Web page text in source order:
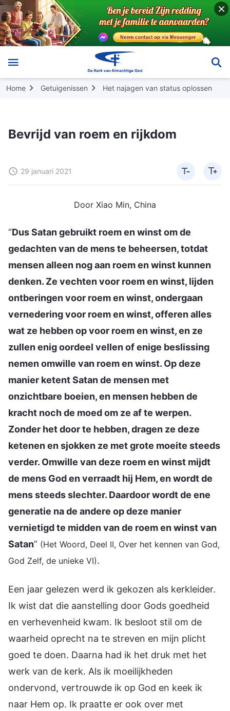
Home Getuigenissen Het najagen van status oplossen
Bevrijd van roem en rijkdom
29 januari 2021
Door Xiao Min, China
“Dus Satan gebruikt roem en winst om de
gedachten van de mens te beheersen, totdat
mensen alleen nog aan roem en winst kunnen
denken. Ze vechten voor roem en winst, lijden
ontberingen voor roem en winst, ondergaan
vernedering voor roem en winst, offeren alles
wat ze hebben op voor roem en winst, en ze
zullen enig oordeel vellen of enige beslissing
nemen omwille van roem en winst. Op deze
manier ketent Satan de mensen met
onzichtbare boeien, en mensen hebben de
kracht noch de moed om ze af te werpen.
Zonder het door te hebben, dragen ze deze
ketenen en sjokken ze met grote moeite steeds
verder. Omwille van deze roem en winst mijdt
de mens God en verraadt hij Hem, en wordt de
mens steeds slechter. Daardoor wordt de ene
generatie na de andere op deze manier
vernietigd te midden van de roem en winst van
Satan” (Het Woord, Deel II, Over het kennen van God,
God Zelf, de unieke VI).
Een jaar gelezen werd ik gekozen als kerkleider.
Ik wist dat die aanstelling door Gods goedheid
en verhevenheid kwam. Ik besloot stil om de
waarheid oprecht na te streven en mijn plicht
goed te doen. Daarna had ik het druk met het
werk van de kerk. Als ik moeilijkheden
ondervond, vertrouwde ik op God en keek ik
naar Hem op. Ik praatte er ook over met